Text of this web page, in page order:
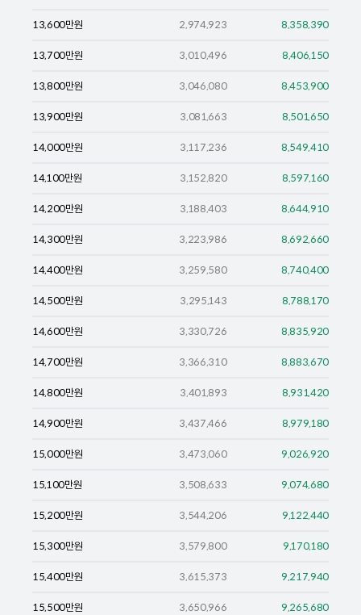
13,600만원 2,974,923 8,358,390
13,700만원 3,010,496 8,406,150
13,800만원 3,046,080 8,453,900
13,900만원 3,081,663 8,501,650
14,000만원 3,117,236 8,549,410
14,100만원 3,152,820 8,597,160
14,200만원 3,188,403 8,644,910
14,300만원 3,223,986 8,692,660
14,400만원 3,259,580 8,740,400
14,500만원 3,295,143 8,788,170
14,600만원 3,330,726 8,835,920
14,700만원 3,366,310 8,883,670
14,800만원 3,401,893 8,931,420
14,900만원 3,437,466 8,979,180
15,000만원 3,473,060 9,026,920
15,100만원 3,508,633 9,074,680
15,200만원 3,544,206 9,122,440
15,300만원 3,579,800 9,170,180
15,400만원 3,615,373 9,217,940
15,500만원 3,650,966 9,265,680